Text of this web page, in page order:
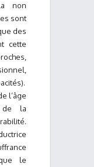
non
sont
des
cette
l’âge
de la
le